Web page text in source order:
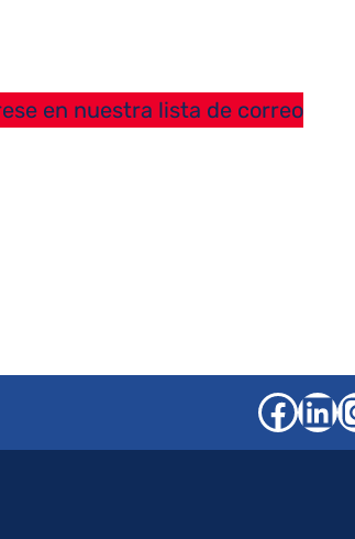
en nuestra lista de correo